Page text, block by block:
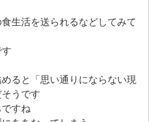
生活を送られるなどしてみて
ると「思い通りにならない現
うです
すね